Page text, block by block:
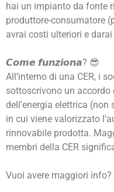
hai un impianto da fonte
produttore-consumatore
avrai costi ulteriori e
𝘾𝙤𝙢𝙚 𝙛𝙪𝙣𝙯𝙞𝙤𝙣𝙖? 😎
All’interno di una CER, i
sottoscrivono un accordo
dell’energia elettrica
in cui viene valorizzato
rinnovabile prodotta.
membri della CER
Vuoi avere maggiori